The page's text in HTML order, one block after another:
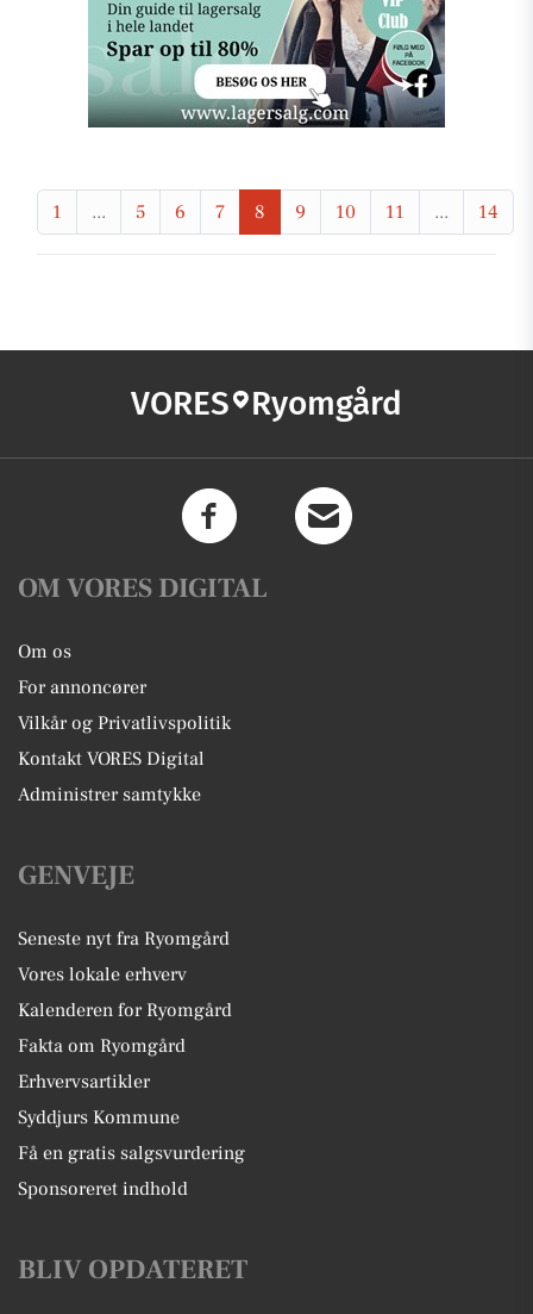
1 ... 5 6 7 8 9 10 11 ... 14
VORES Ryomgård
OM VORES DIGITAL
Om os
For annoncører
Vilkår og Privatlivspolitik
Kontakt VORES Digital
Administrer samtykke
GENVEJE
Seneste nyt fra Ryomgård
Vores lokale erhverv
Kalenderen for Ryomgård
Fakta om Ryomgård
Erhvervsartikler
Syddjurs Kommune
Få en gratis salgsvurdering
Sponsoreret indhold
BLIV OPDATERET